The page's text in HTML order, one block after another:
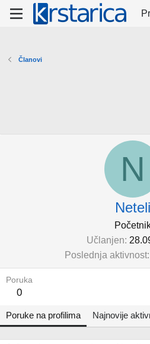
Članovi
N
Neteli
Učlanjen
Poslednja aktivnost
Poruka
0
Poruke na profilima Najnovije